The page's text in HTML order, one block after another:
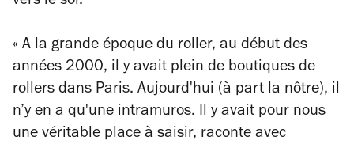
« A la grande époque du roller, au début des
années 2000, il y avait plein de boutiques de
rollers dans Paris. Aujourd'hui (à part la nôtre), il
n’y en a qu'une intramuros. Il y avait pour nous
une véritable place à saisir, raconte avec